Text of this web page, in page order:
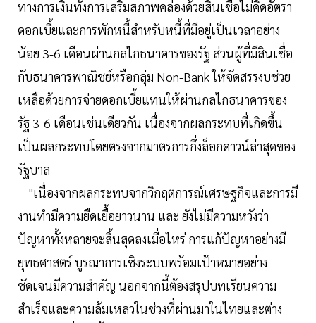
ทางการเงินทั้งการเสริมสภาพคล่องด้วยสินเชื่อไม่คิดอัตรา
ดอกเบี้ยและการพักหนี้สำหรับหนี้ที่มีอยู่เป็นเวลาอย่าง
น้อย 3-6 เดือนผ่านกลไกธนาคารของรัฐ ส่วนผู้ที่มีสินเชื่อ
กับธนาคารพาณิชย์หรือกลุ่ม Non-Bank ให้จัดสรรงบช่วย
เหลือด้วยการจ่ายดอกเบี้ยแทนให้ผ่านกลไกธนาคารของ
รัฐ 3-6 เดือนเช่นเดียวกัน เนื่องจากผลกระทบที่เกิดขึ้น
เป็นผลกระทบโดยตรงจากมาตรการกึ่งล็อกดาวน์ล่าสุดของ
รัฐบาล
"เนื่องจากผลกระทบจากวิกฤตการณ์เศรษฐกิจและการมี
งานทำมีความยืดเยื้อยาวนาน และ ยังไม่มีความหวังว่า
ปัญหาทั้งหลายจะสิ้นสุดลงเมื่อไหร่ การแก้ปัญหาอย่างมี
ยุทธศาสตร์ บูรณาการเชิงระบบพร้อมเป้าหมายอย่าง
ชัดเจนมีความสำคัญ นอกจากนี้ต้องสรุปบทเรียนความ
สำเร็จและความล้มเหลวในช่วงที่ผ่านมาในไทยและต่าง